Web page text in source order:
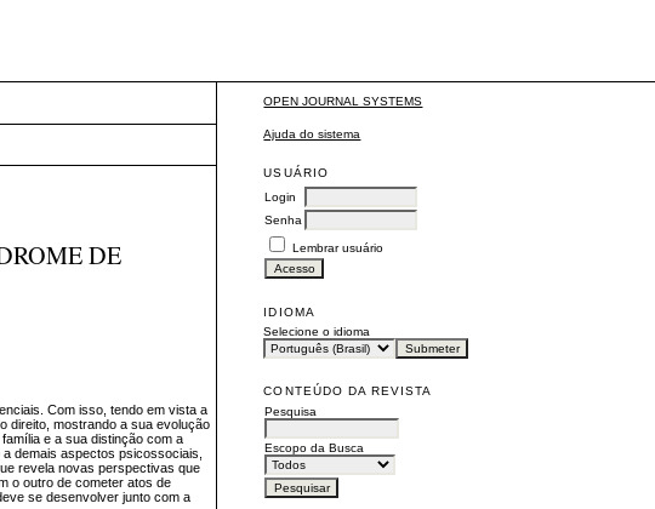
OPEN JOURNAL SYSTEMS
Ajuda do sistema
USUÁRIO
Login
Senha
Lembrar usuário
IDIOMA
Selecione o idioma
CONTEÚDO DA REVISTA
Pesquisa
Escopo da Busca
DE
Com isso, tendo em vista a
direito, mostrando a sua evolução
e a sua distinção com a
demais aspectos psicossociais,
revela novas perspectivas que
o outro de cometer atos de
se desenvolver junto com a